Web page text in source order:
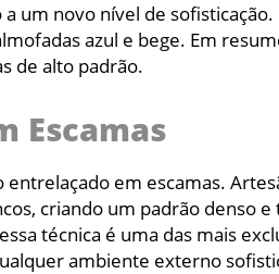
um novo nível de
azul e bege. Em
de alto padrão.
Escamas
em escamas.
criando um padrão denso
técnica é uma das mais
ambiente externo